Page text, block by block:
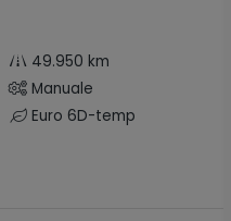
49.950 km
Manuale
Euro 6D-temp